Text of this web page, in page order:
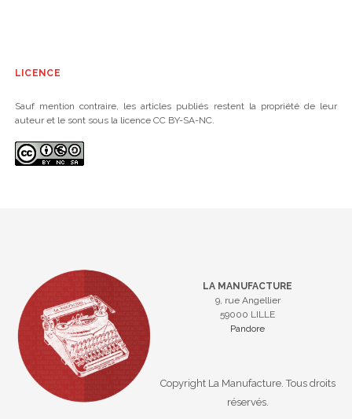
LICENCE
Sauf mention contraire, les articles publiés restent la propriété de leur
auteur et le sont sous la licence CC BY-SA-NC.
LA MANUFACTURE
9, rue Angellier
59000 LILLE
Pandore
Copyright La Manufacture. Tous droits
réservés.